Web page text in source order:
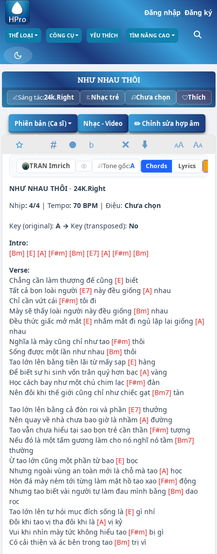
Đăng nhập|Đăng ký
THỂ LOẠI CÔNG CỤ YÊU THÍCH TÌM NÂNG CAO
NHƯ NHAU THÔI
Sáng tác:24k.Right Nhạc trẻ Chưa chọn Thích
Phiên bản (Ca sĩ) Nhạc - Video ✏️ Chỉnh sửa hợp âm
TRAN Imrich Tone gốc:A Chords Lyrics
NHƯ NHAU THÔI- 24K.Right
Nhịp: 4/4| Tempo: 70 BPM | Điệu: Chưa chọn
Key (original): A → Key (transposed): No
Intro:
[Bm] [E] [A] [F#m] [Bm] [E7] [A] [F#m] [Bm]
Verse:
Chẳng cần làm thượng đế cũng [E] biết
Tất cả bọn loài người [E7] này đều giống [A] nhau
Chỉ cần vứt cái [F#m] tôi đi
Mày sẽ thấy loài người này đều giống [Bm] nhau
Đều thức giấc mở mắt [E] nhắm mắt đi ngủ lặp lại giống [A]
nhau
Nghĩa là mày cũng chỉ như tao [F#m] thôi
Sống được một lần như nhau [Bm] thôi
Tao lớn lên bằng tiền lãi từ mấy sạp [E] hàng
Để biết sự hi sinh vốn trân quý hơn bạc [A] vàng
Học cách bay như một chú chim lạc [F#m] đàn
Nên đôi khi thế giới cũng chỉ như chiếc gạt [Bm7] tàn
Tao lớn lên bằng cả đòn roi và phần [E7] thưởng
Nên quay về nhà chưa bao giờ là nhầm [A] đường
Tao vẫn chưa hiểu tại sao bọn trẻ cần thần [F#m] tượng
Nếu đó là một tấm gương làm cho nó nghĩ nó tầm [Bm7]
thường
Ừ tao lớn cũng một phần từ bao [E] bọc
Nhưng ngoài vùng an toàn mới là chỗ mà tao [A] học
Hòn đá mày ném tới từng làm mặt hồ tao xao [F#m] động
Nhưng tao biết vài người tự làm đau mình bằng [Bm] dao
rọc
Tao lớn lên tự hói mục đích sống là [E] gì nhí
Đôi khi tao vị tha đôi khi là [A] vị kỷ
Vui khi nhìn mày tức không hiểu tao [F#m] bị gì
Có cải thiện và ác bên trong tao [Bm] trị vì